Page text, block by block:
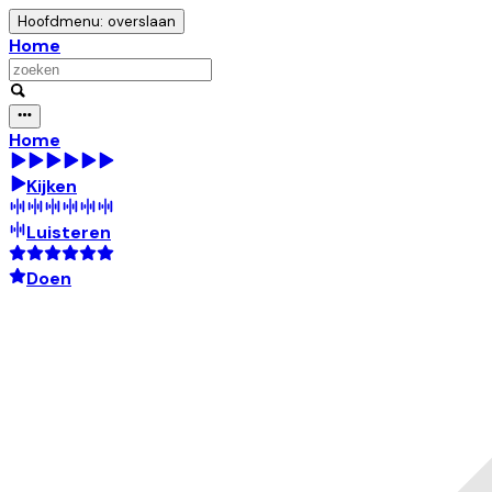
Hoofdmenu: overslaan
Home
Home
Kijken
Luisteren
Doen